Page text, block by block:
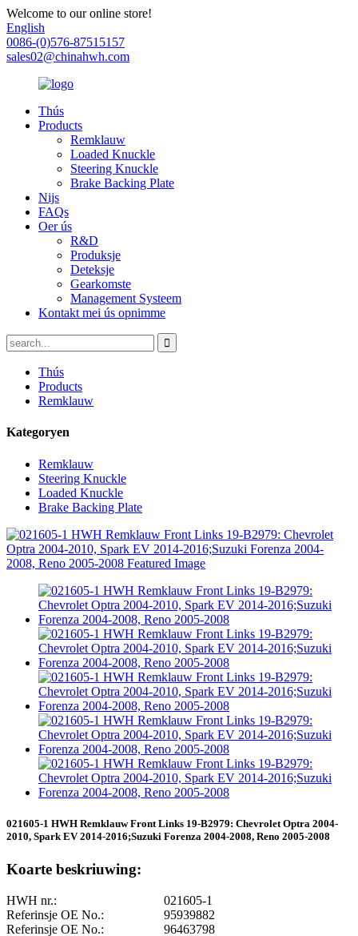
Welcome to our online store!
English
0086-(0)576-87515157
sales02@chinahwh.com
Thús
Products
Remklauw
Loaded Knuckle
Steering Knuckle
Brake Backing Plate
Nijs
FAQs
Oer ús
R&D
Produksje
Deteksje
Gearkomste
Management Systeem
Kontakt mei ús opnimme
Thús
Products
Remklauw
Kategoryen
Remklauw
Steering Knuckle
Loaded Knuckle
Brake Backing Plate
021605-1 HWH Remklauw Front Links 19-B2979: Chevrolet Optra 2004-
2010, Spark EV 2014-2016;Suzuki Forenza 2004-2008, Reno 2005-2008
Koarte beskriuwing:
HWH nr.:
021605-1
Referinsje OE No.:
95939882
Referinsje OE No.:
96463798